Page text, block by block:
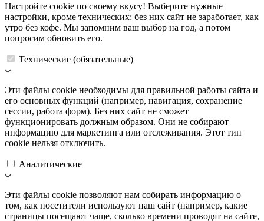
Настройте cookie по своему вкусу! Выберите нужные
настройки, кроме технических: без них сайт не заработает, как
утро без кофе. Мы запомним ваш выбор на год, а потом
попросим обновить его.
Технические (обязательные)
Эти файлы cookie необходимы для правильной работы сайта и
его основных функций (например, навигация, сохранение
сессии, работа форм). Без них сайт не сможет
функционировать должным образом. Они не собирают
информацию для маркетинга или отслеживания. Этот тип
cookie нельзя отключить.
Аналитические
Эти файлы cookie позволяют нам собирать информацию о
том, как посетители используют наш сайт (например, какие
страницы посещают чаще, сколько времени проводят на сайте,